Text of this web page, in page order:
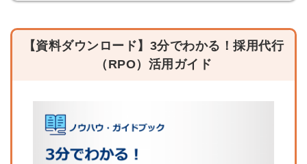
【資料ダウンロード】3分でわかる！採用代行
（RPO）活用ガイド